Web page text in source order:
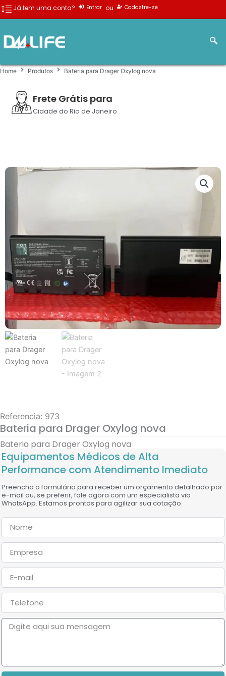
Ir
para
conteúdo
Já tem uma conta? Entrar ou Cadastre-se
Home Produtos Bateria para Drager Oxylog nova
Frete Grátis para
Cidade do Rio de Janeiro
Referencia: 973
Bateria para Drager Oxylog nova
Bateria para Drager Oxylog nova
Equipamentos Médicos de Alta
Performance com Atendimento Imediato
Preencha o formulário para receber um orçamento detalhado por
e-mail ou, se preferir, fale agora com um especialista via
WhatsApp. Estamos prontos para agilizar sua cotação.
Nome
Empresa
E-
mail
Telefone